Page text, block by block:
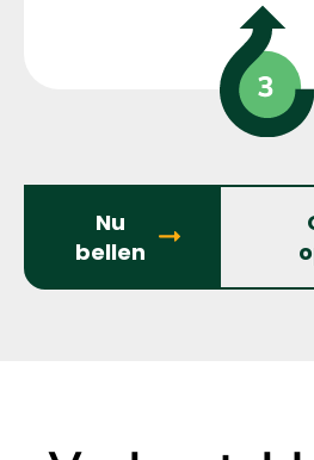
Nu
bellen